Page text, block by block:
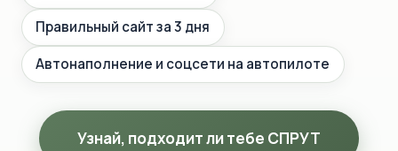
Правильный сайт за 3 дня
Автонаполнение и соцсети на автопилоте
Узнай, подходит ли тебе СПРУТ